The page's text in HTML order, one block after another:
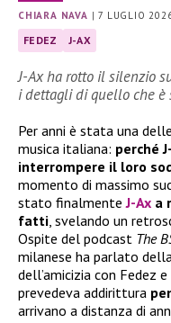
CHIARA NAVA |7 LUGLIO
FEDEZ J-AX
J-Ax ha rotto il silenzio
i dettagli di quello che è
Per anni è stata una
musica italiana: perché
interrompere il loro
momento di massimo
stato finalmenteJ-Ax a
fatti, svelando un
Ospite del podcast The
milanese ha parlato
dell’amicizia con Fedez
prevedeva addirittura
arrivano a distanza di